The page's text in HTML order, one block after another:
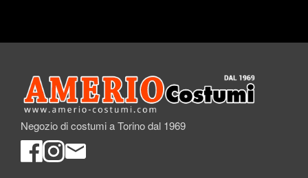
Negozio di costumi a Torino dal 1969